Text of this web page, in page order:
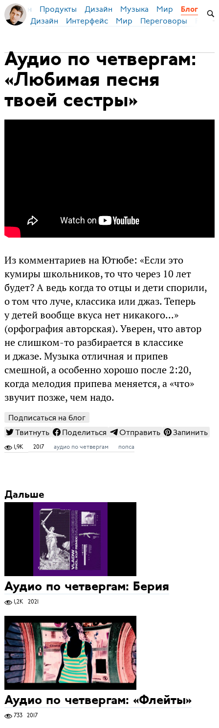
Бирман Продукты Дизайн Музыка Мир Блог
Дизайн Интерфейс Мир Переговоры
Аудио по четвергам:
«Любимая песня
твоей сестры»
Из комментариев на Ютюбе: «Если это
кумиры школьников, то что через 10 лет
будет? А ведь когда то отцы и дети спорили,
о том что луче, классика или джаз. Теперь
у детей вообще вкуса нет никакого... »
(орфография авторская). Уверен, что автор
не слишком-то разбирается в классике
и джазе. Музыка отличная и припев
смешной, а особенно хорошо после 2:20,
когда мелодия припева меняется, а «что»
звучит позже, чем надо.
Подписаться на блог
Твитнуть
Поделиться Отправить Запинить
1,9K 2017 аудио по четвергам попса
Дальше
Аудио по четвергам: Берия
1,2K 2021
Аудио по четвергам: «Флейты»
733 2017